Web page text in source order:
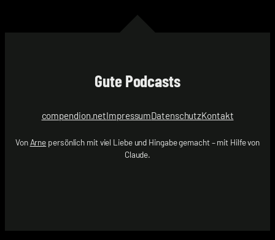
Nahlinse
Gute Podcasts
compendion.netImpressumDatenschutzKontakt
Von Arne persönlich mit viel Liebe und Hingabe gemacht – mit Hilfe von
Claude.